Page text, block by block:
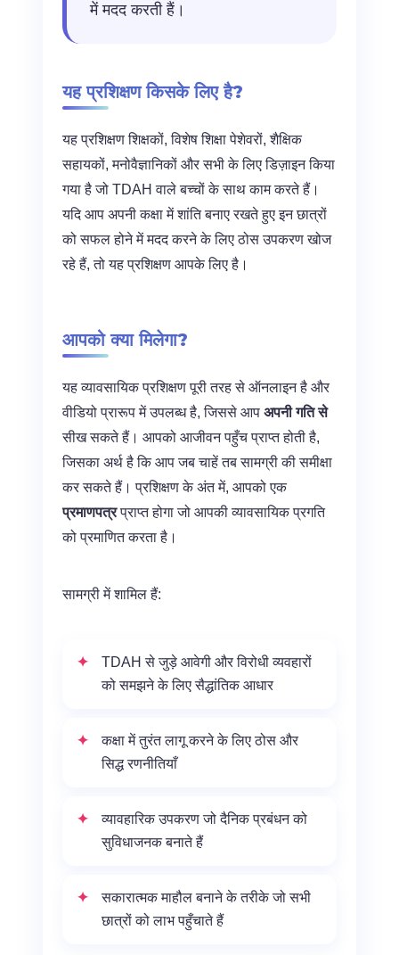
में मदद करती हैं।
यह प्रशिक्षण किसके लिए है?
यह प्रशिक्षण शिक्षकों, विशेष शिक्षा पेशेवरों, शैक्षिक
सहायकों, मनोवैज्ञानिकों और सभी के लिए डिज़ाइन किया
गया है जो TDAH वाले बच्चों के साथ काम करते हैं।
यदि आप अपनी कक्षा में शांति बनाए रखते हुए इन छात्रों
को सफल होने में मदद करने के लिए ठोस उपकरण खोज
रहे हैं, तो यह प्रशिक्षण आपके लिए है।
आपको क्या मिलेगा?
यह व्यावसायिक प्रशिक्षण पूरी तरह से ऑनलाइन है और
वीडियो प्रारूप में उपलब्ध है, जिससे आप अपनी गति से
सीख सकते हैं। आपको आजीवन पहुँच प्राप्त होती है,
जिसका अर्थ है कि आप जब चाहें तब सामग्री की समीक्षा
कर सकते हैं। प्रशिक्षण के अंत में, आपको एक
प्रमाणपत्रप्राप्त होगा जो आपकी व्यावसायिक प्रगति
को प्रमाणित करता है।
सामग्री में शामिल हैं:
TDAH से जुड़े आवेगी और विरोधी व्यवहारों
को समझने के लिए सैद्धांतिक आधार
कक्षा में तुरंत लागू करने के लिए ठोस और
सिद्ध रणनीतियाँ
व्यावहारिक उपकरण जो दैनिक प्रबंधन को
सुविधाजनक बनाते हैं
सकारात्मक माहौल बनाने के तरीके जो सभी
छात्रों को लाभ पहुँचाते हैं